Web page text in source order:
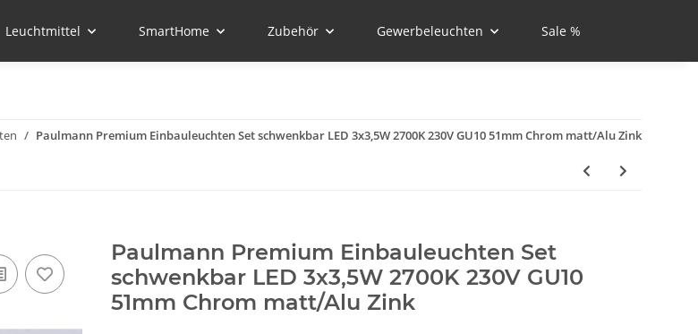
Leuchtmittel SmartHome Zubehör Gewerbeleuchten Sale %
Paulmann Premium Einbauleuchten Set schwenkbar LED 3x3,5W 2700K 230V GU10 51mm Chrom matt/Alu Zink
Paulmann Premium Einbauleuchten Set
schwenkbar LED 3x3,5W 2700K 230V GU10
51mm Chrom matt/Alu Zink